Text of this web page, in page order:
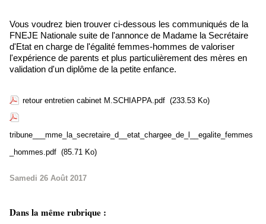
Vous voudrez bien trouver ci-dessous les communiqués de la
FNEJE Nationale suite de l'annonce de Madame la Secrétaire
d'Etat en charge de l'égalité femmes-hommes de valoriser
l'expérience de parents et plus particulièrement des mères en
validation d'un diplôme de la petite enfance.
retour entretien cabinet M.SCHIAPPA.pdf (233.53 Ko)
tribune___mme_la_secretaire_d__etat_chargee_de_l__egalite_femmes
_hommes.pdf (85.71 Ko)
Samedi 26 Août 2017
Dans la même rubrique :